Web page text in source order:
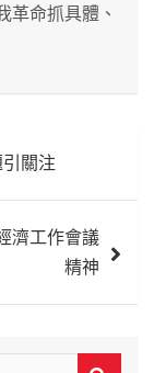
革命抓具體、
關注
濟工作會議
精神